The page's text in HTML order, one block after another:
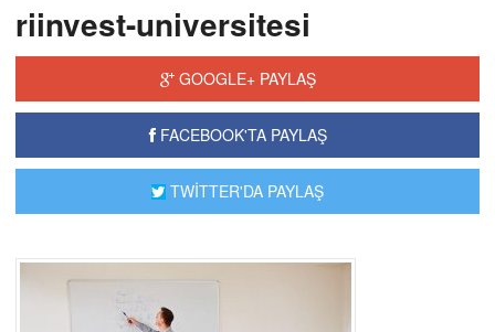
riinvest-universitesi
GOOGLE+ PAYLAŞ
FACEBOOK'TA PAYLAŞ
TWİTTER'DA PAYLAŞ